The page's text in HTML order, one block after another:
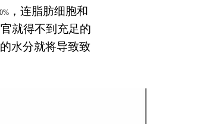
，连脂肪细胞和
就得不到充足的
水分就将导致致